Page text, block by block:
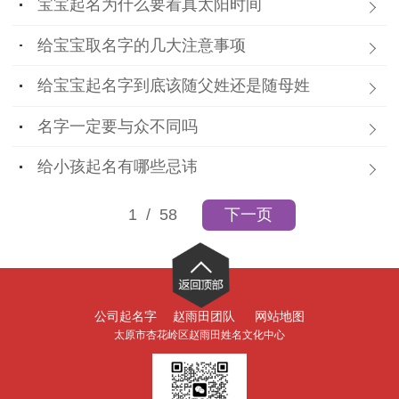
宝宝起名为什么要看真太阳时间
给宝宝取名字的几大注意事项
给宝宝起名字到底该随父姓还是随母姓
名字一定要与众不同吗
给小孩起名有哪些忌讳
1 / 58 下一页
公司起名字 赵雨田团队 网站地图
太原市杏花岭区赵雨田姓名文化中心